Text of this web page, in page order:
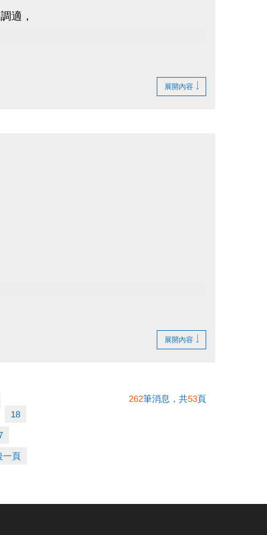
適，
展開內容
展開內容
18
一頁
262筆消息，共53頁